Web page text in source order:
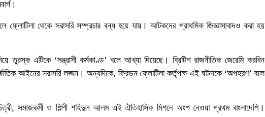
ফ্লোটিলা থেকে সরাসরি সম্প্রচার বন্ধ হয়ে যায়। আটকদের প্রাথমিক জিজ্ঞাসাবাদও করা হয়
তুরস্ক এটিকে ‘সন্ত্রাসী কর্মকাণ্ড’ বলে আখ্যা দিয়েছে। ব্রিটিশ রাজনীতিক জেরেমি করবিন
আইনের সরাসরি লঙ্ঘন। অন্যদিকে, ফ্রিডম ফ্লোটিলা কর্তৃপক্ষ এই ঘটনাকে ‘অপহরণ’ বলে
সমাজকর্মী ও শিল্পী শহিদুল আলম এই ঐতিহাসিক মিশনে অংশ নেওয়া প্রথম বাংলাদেশি।